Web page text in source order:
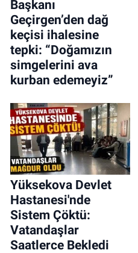
Başkanı
Geçirgen’den dağ
keçisi ihalesine
tepki: “Doğamızın
simgelerini ava
kurban edemeyiz”
Yüksekova Devlet
Hastanesi'nde
Sistem Çöktü:
Vatandaşlar
Saatlerce Bekledi